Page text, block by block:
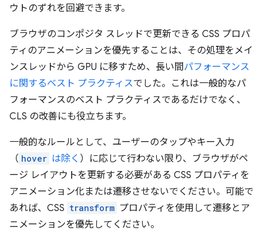
ウトのずれを回避できます。
ブラウザのコンポジタ スレッドで更新できる CSS プロパ
ティのアニメーションを優先することは、その処理をメイ
ンスレッドから GPU に移すため、長い間パフォーマンス
に関するベスト プラクティスでした。これは一般的なパ
フォーマンスのベスト プラクティスであるだけでなく、
CLS の改善にも役立ちます。
一般的なルールとして、ユーザーのタップやキー入力
（ hover は除く ）に応じて行わない限り、ブラウザがペ
ージ レイアウトを更新する必要がある CSS プロパティを
アニメーション化または遷移させないでください。可能で
あれば、CSS transform プロパティを使用して遷移とア
ニメーションを優先してください。